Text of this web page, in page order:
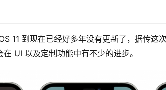
11 到现在已经好多年没有更新了，据传这
UI 以及定制功能中有不少的进步。